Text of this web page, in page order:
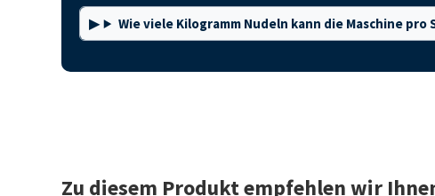
Wie viele Kilogramm Nudeln kann die Maschine
Zu diesem Produkt empfehlen wir